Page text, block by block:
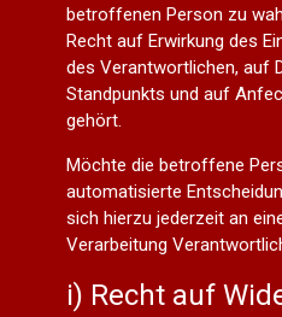
betroffenen Person zu
Recht auf Erwirkung des
des Verantwortlichen, auf
Standpunkts und auf
gehört.
Möchte die betroffene
automatisierte
sich hierzu jederzeit an
Verarbeitung
i) Recht auf